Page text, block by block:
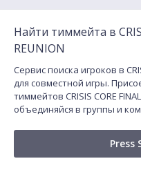
Найти тиммейта в
REUNION
Сервис поиска игроков в
для совместной игры.
тиммейтов CRISIS CORE
объединяйся в группы и